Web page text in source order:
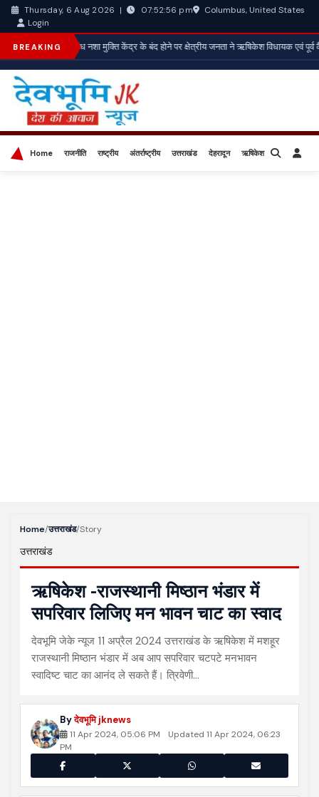
Thursday, 6 Aug 2026 | 07:52:58 pm
Columbus, United States
Login
BREAKING*अवैध नशा मुक्ति केंद्र के बंद होने पर क्षेत्रीय जनता ने ऋषिकेश विधायक एवं पूर्व
Home राजनीति राष्ट्रीय अंतर्राष्ट्रीय उत्तराखंड देहरादून ऋषिकेश बिज़नेस
Home/उत्तराखंड/Story
उत्तराखंड
ऋषिकेश -राजस्थानी मिष्ठान भंडार में
सपरिवार लिजिए मन भावन चाट का स्वाद
देवभूमि जेके न्यूज 11 अप्रैल 2024 उत्तराखंड के ऋषिकेश में मशहूर
राजस्थानी मिष्ठान भंडार में अब आप सपरिवार चटपटे मनभावन
स्वादिष्ट चाट का आनंद ले सकते हैं। त्रिवेणी…
Byदेवभूमि jknews
11 Apr 2024, 05:06 PM
Updated 11 Apr 2024, 06:23
PM